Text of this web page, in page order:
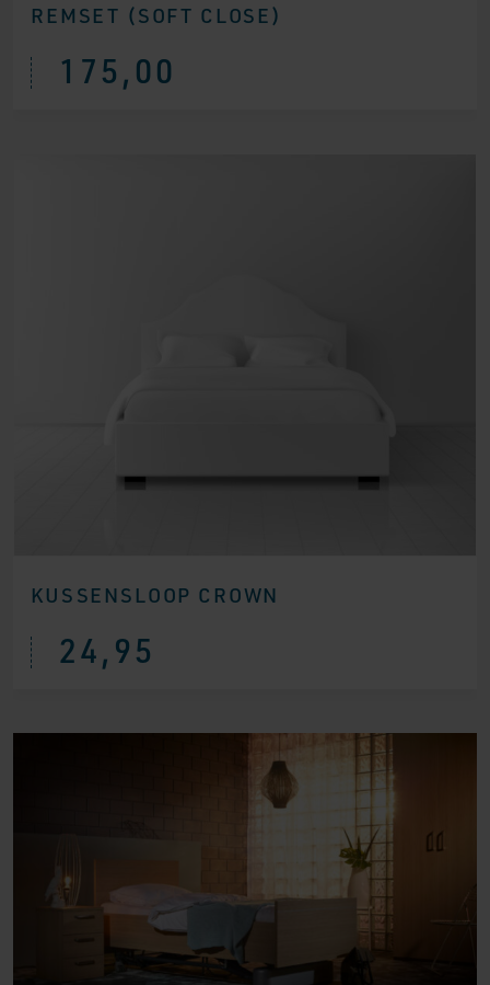
REMSET (SOFT CLOSE)
175,00
KUSSENSLOOP CROWN
24,95